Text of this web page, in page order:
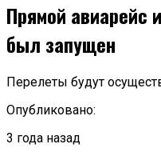
Прямой авиарейс
был запущен
Перелеты будут
Опубликовано:
3 года назад